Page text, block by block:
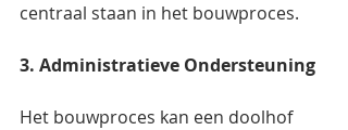
centraal staan in het bouwproces.
3. Administratieve Ondersteuning
Het bouwproces kan een doolhof